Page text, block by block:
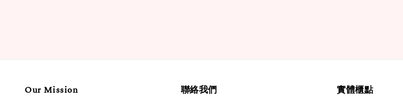
Our Mission 聯絡我們 實體櫃點